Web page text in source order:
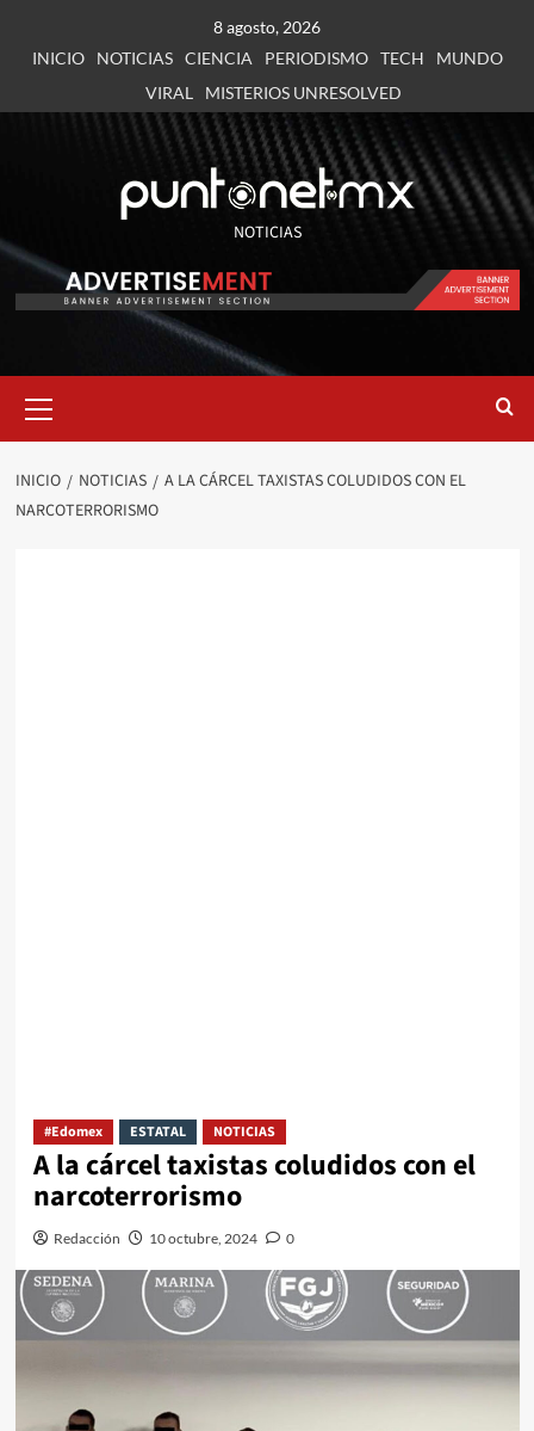
8 agosto, 2026
INICIO
NOTICIAS CIENCIA PERIODISMO TECH
MUNDO
VIRAL
MISTERIOS UNRESOLVED
NOTICIAS
INICIO NOTICIAS
A LA CÁRCEL TAXISTAS COLUDIDOS CON EL
NARCOTERRORISMO
#Edomex ESTATAL NOTICIAS
A la cárcel taxistas coludidos con el
narcoterrorismo
Redacción 10 octubre, 2024 0